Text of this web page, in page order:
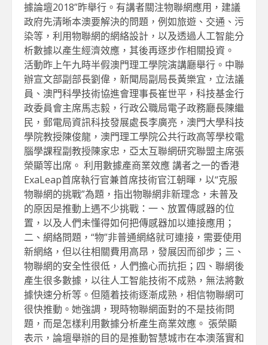
據論壇2018”昨舉行。有講者關注物聯網應用，建議
政府先清晰本澳要解決的問題，例如旅遊、交通、污
染等，利用物聯網的網絡設計，以及透過人工智能分
析數據以產生經濟效應，其後再逐步作相關投資。
活動昨上午九時半假澳門理工學院演講廳舉行。中聯
辦宣文部副部長劉偉，新聞局副局長黃樂宜，立法議
員、澳門科學技術協進會理事長崔世平，科技基金行
政委員會主席馬志毅，行政公職局電子政務廳長陳繼
民，郵電局資訊科技發展處長李廣亮，澳門大學科技
學院教授陳俊龍，澳門理工學院公共行政高等學校電
腦學課程副教授陳家忠，亞太互聯網研究聯盟主席張
榮顯等出席。 利用數據產商業效應 講者之一的香港
ExaLeap首席執行官兼首席技術官江朝暉，以“克服
物聯網的挑戰”為題，指出物聯網非新理念，未普及
的原因是推動上遇不少挑戰：一、放置傳感器的位
置，以及人們未懂得如何把傳感器加以連接應用；
二、網絡問題，“物”非普通網絡就可連接，需要使用
新網絡，但以往相關費用高昂，發展因而卻步；三、
物聯網的安全性很低，人們擔心而抗拒；四、聯網後
產生很多數據，以往人工智能技術不成熟，無法將數
據快速分析等。但隨着技術逐漸成熟，相信物聯網可
很快推動。她強調，現時物聯網面對的不是技術問
題，而是怎樣利用數據分析產生商業效應。 張榮顯
表示，論壇舉辦的目的是推動智慧城市在本澳落實和